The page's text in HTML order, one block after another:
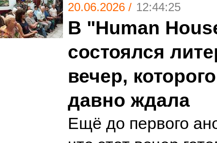
20.06.2026 / 12:44:25
В "Human
состоялся
вечер,
давно ждала
Ещё до первого